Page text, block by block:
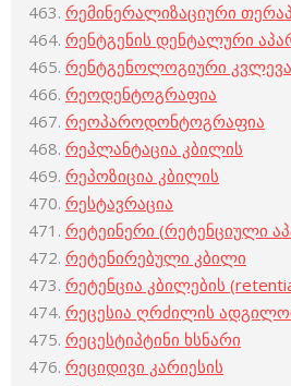
რემინერალიზაციური
რენტგენის დენტალური
რენტგენოლოგიური კვლევა
რეოდენტოგრაფია
რეოპაროდონტოგრაფია
რეპლანტაცია კბილის
რეპოზიცია კბილის
რესტავრაცია
რეტეინერი (რეტენციული
რეტენირებული კბილი
რეტენცია კბილების
რეცესია ღრძილის
რეცესტიპტინი ხსნარი
რეციდივი კარიესის